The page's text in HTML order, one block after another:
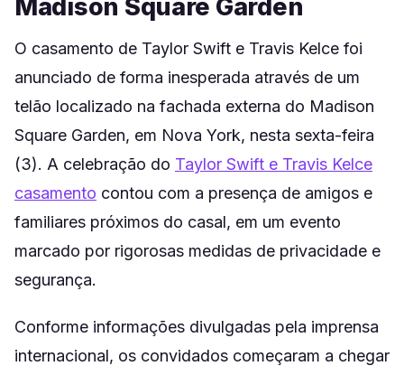
Madison Square Garden
O casamento de Taylor Swift e Travis Kelce foi
anunciado de forma inesperada através de um
telão localizado na fachada externa do Madison
Square Garden, em Nova York, nesta sexta-feira
(3). A celebração do Taylor Swift e Travis Kelce
casamento contou com a presença de amigos e
familiares próximos do casal, em um evento
marcado por rigorosas medidas de privacidade e
segurança.
Conforme informações divulgadas pela imprensa
internacional, os convidados começaram a chegar